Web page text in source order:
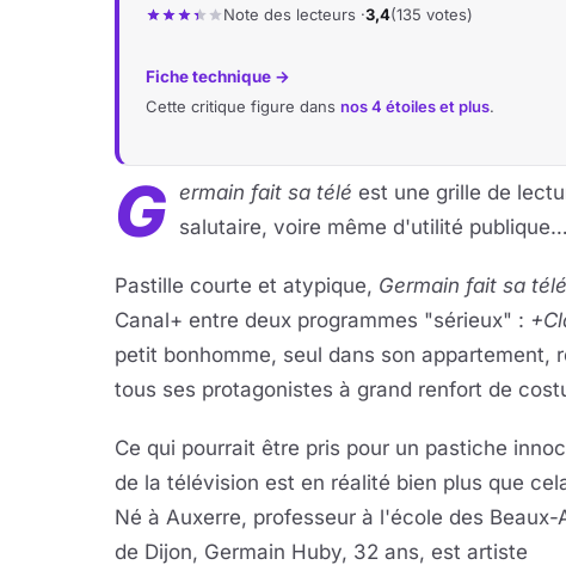
Note des lecteurs ·3,4(135 votes)
Fiche technique →
Cette critique figure dans nos 4 étoiles et plus.
G ermain fait sa télé est une grille de
salutaire, voire même d'utilité publique…
Pastille courte et atypique, Germain fait sa télé
Canal+ entre deux programmes "sérieux" :
petit bonhomme, seul dans son
tous ses protagonistes à grand renfort de
Ce qui pourrait être pris pour un pastiche
de la télévision est en réalité bien plus que
Né à Auxerre, professeur à l'école des Beaux-
de Dijon, Germain Huby, 32 ans, est artiste